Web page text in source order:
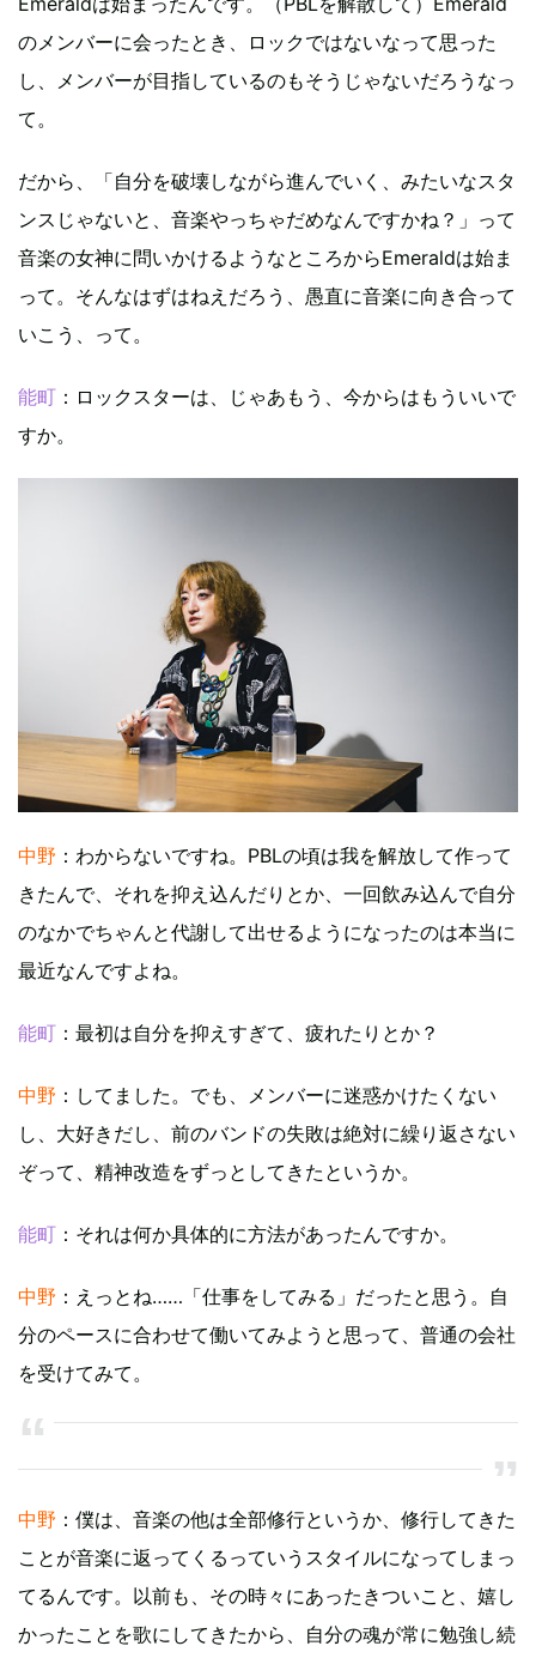
のメンバーに会ったとき、ロックではないなって思った
し、メンバーが目指しているのもそうじゃないだろうなっ
て。
だから、「自分を破壊しながら進んでいく、みたいなスタ
ンスじゃないと、音楽やっちゃだめなんですかね？」って
音楽の女神に問いかけるようなところからEmeraldは始ま
って。そんなはずはねえだろう、愚直に音楽に向き合って
いこう、って。
能町 ：ロックスターは、じゃあもう、今からはもういいで
すか。
中野 ：わからないですね。PBLの頃は我を解放して作って
きたんで、それを抑え込んだりとか、一回飲み込んで自分
のなかでちゃんと代謝して出せるようになったのは本当に
最近なんですよね。
能町 ：最初は自分を抑えすぎて、疲れたりとか？
中野 ：してました。でも、メンバーに迷惑かけたくない
し、大好きだし、前のバンドの失敗は絶対に繰り返さない
ぞって、精神改造をずっとしてきたというか。
能町 ：それは何か具体的に方法があったんですか。
中野 ：えっとね……「仕事をしてみる」だったと思う。自
分のペースに合わせて働いてみようと思って、普通の会社
を受けてみて。
中野 ：僕は、音楽の他は全部修行というか、修行してきた
ことが音楽に返ってくるっていうスタイルになってしまっ
てるんです。以前も、その時々にあったきついこと、嬉し
かったことを歌にしてきたから、自分の魂が常に勉強し続